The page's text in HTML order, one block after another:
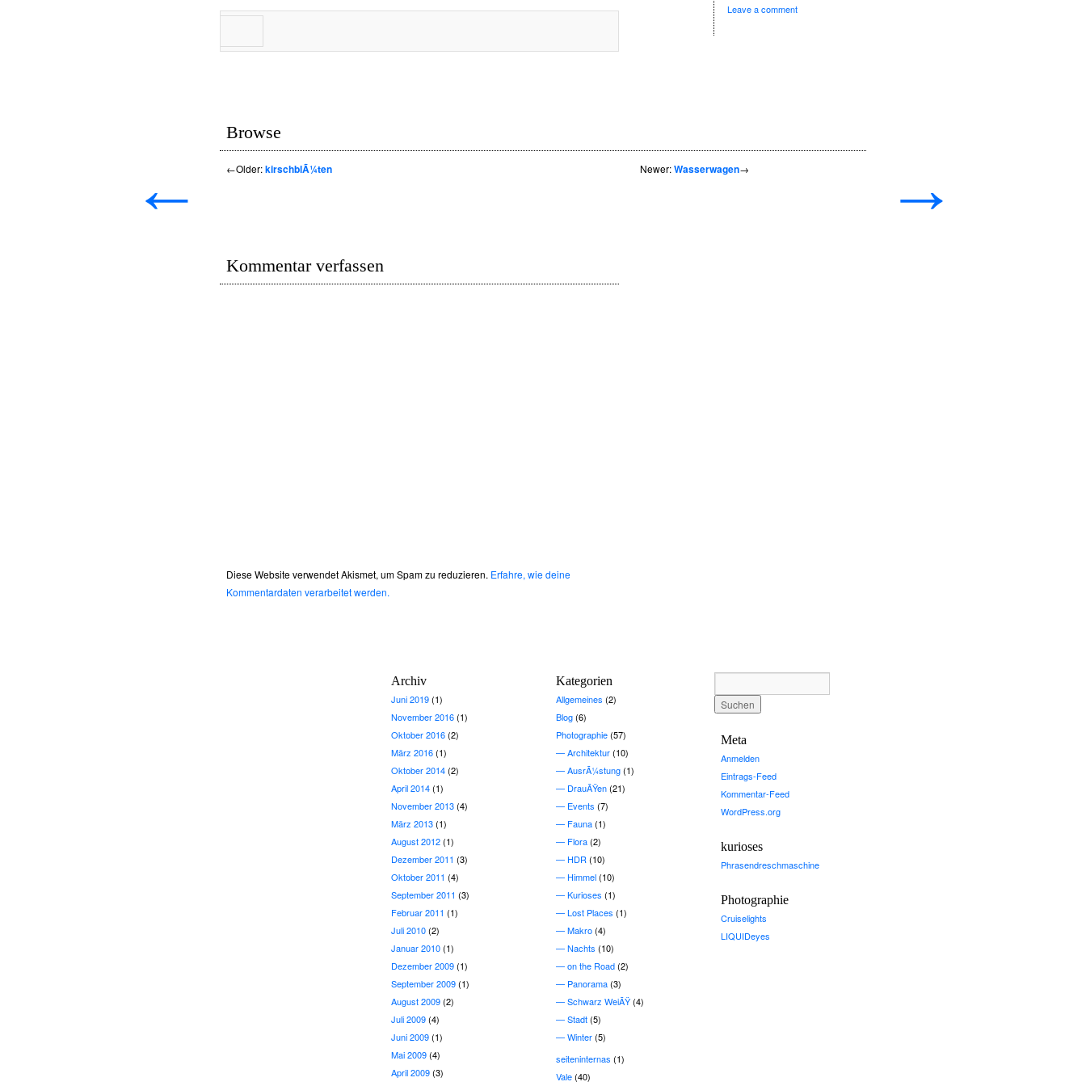
← →
Leave a comment
Browse
←Older:kirschblÃ¼ten Newer:Wasserwagen→
Kommentar verfassen
Diese Website verwendet Akismet, um Spam zu reduzieren. Erfahre, wie deine
Kommentardaten verarbeitet werden.
Archiv
Juni 2019(1)
November 2016(1)
Oktober 2016(2)
März 2016(1)
Oktober 2014(2)
April 2014(1)
November 2013(4)
März 2013(1)
August 2012(1)
Dezember 2011 (3)
Oktober 2011 (4)
September 2011 (3)
Februar 2011 (1)
Juli 2010(2)
Januar 2010(1)
Dezember 2009(1)
September 2009(1)
August 2009(2)
Juli 2009(4)
Juni 2009(1)
Mai 2009(4)
April 2009(3)
Kategorien
Allgemeines (2)
Blog(6)
Photographie(57)
Architektur(10)
AusrÃ¼stung(1)
DrauÃŸen(21)
Events (7)
Fauna(1)
Flora(2)
HDR(10)
Himmel(10)
Kurioses (1)
Lost Places (1)
Makro(4)
Nachts (10)
on the Road(2)
Panorama(3)
Schwarz WeiÃŸ(4)
Stadt(5)
Winter(5)
seiteninternas (1)
Vale(40)
Meta
Anmelden
Eintrags-Feed
Kommentar-Feed
WordPress.org
kurioses
Phrasendreschmaschine
Photographie
Cruiselights
LIQUIDeyes